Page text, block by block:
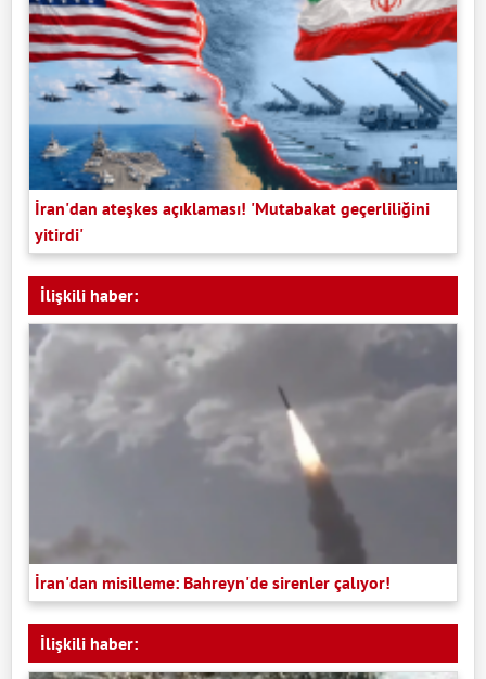
İran'dan ateşkes açıklaması! 'Mutabakat geçerliliğini
yitirdi'
İlişkili haber:
İran'dan misilleme: Bahreyn'de sirenler çalıyor!
İlişkili haber: